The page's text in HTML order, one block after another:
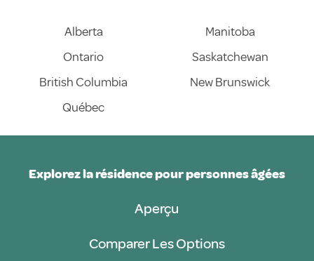
Alberta
Manitoba
Ontario
Saskatchewan
British Columbia
New Brunswick
Québec
Explorez la résidence pour personnes âgées
Aperçu
Comparer Les Options